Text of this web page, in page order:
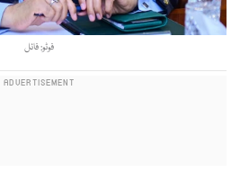
فوٹو: فائل